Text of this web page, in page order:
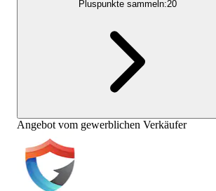
Pluspunkte sammeln:20
Angebot vom gewerblichen Verkäufer